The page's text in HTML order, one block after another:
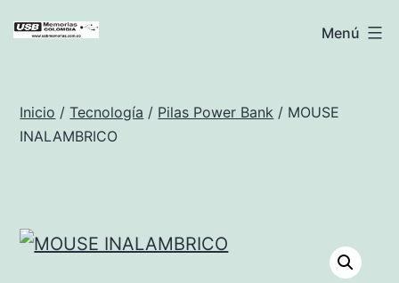
USB
Menú
Inicio /Tecnología / Pilas Power Bank / MOUSE
INALAMBRICO